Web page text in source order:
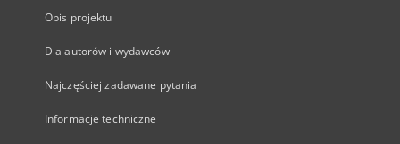
Opis projektu
Dla autorów i wydawców
Najczęściej zadawane pytania
Informacje techniczne